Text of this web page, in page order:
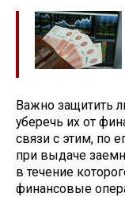
Важно защитить
уберечь их от
связи с этим, по
при выдаче
в течение
финансовые